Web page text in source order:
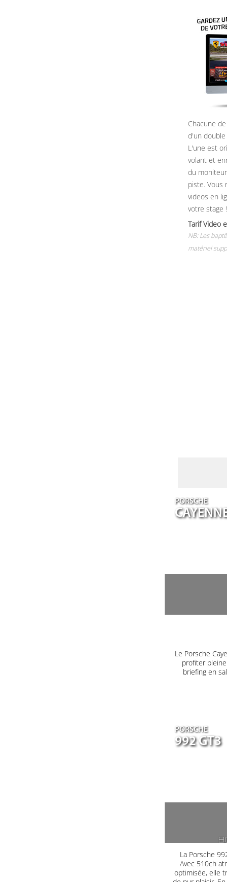
Chacune
d'un
L'une est
volant et
du
piste. Vous
videos en
votre stage !
Tarif Video
NB: Les
matériel
PORSCHE
Le Porsche
profiter
briefing en
PORSCHE
992 GT3
La Porsche
Avec 510ch
optimisée, elle